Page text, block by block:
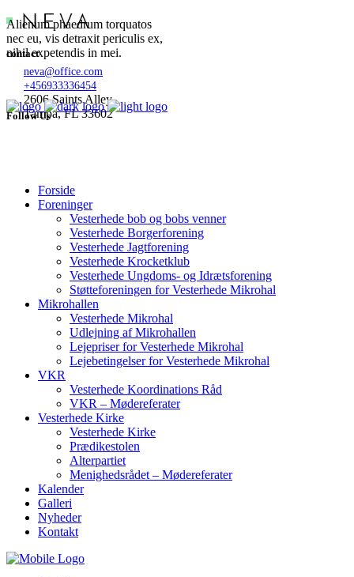
Alienum phaedrum torquatos
nec eu, vis detraxit periculis ex,
nihil expetendis in mei.
contact
neva@office.com
+456933336454
2606 Saints Alley
Tampa, FL 33602
Follow Us
Forside
Foreninger
Vesterhede bob og bobs venner
Vesterhede Borgerforening
Vesterhede Jagtforening
Vesterhede Krocketklub
Vesterhede Ungdoms- og Idrætsforening
Støtteforeningen for Vesterhede Mikrohal
Mikrohallen
Vesterhede Mikrohal
Udlejning af Mikrohallen
Lejepriser for Vesterhede Mikrohal
Lejebetingelser for Vesterhede Mikrohal
VKR
Vesterhede Koordinations Råd
VKR – Mødereferater
Vesterhede Kirke
Vesterhede Kirke
Prædikestolen
Alterpartiet
Menighedsrådet – Mødereferater
Kalender
Galleri
Nyheder
Kontakt